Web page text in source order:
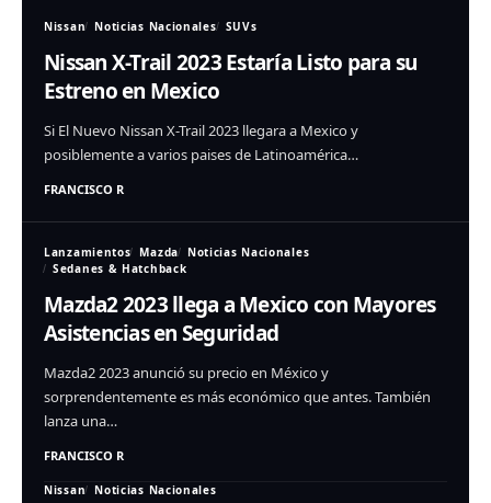
Nissan Noticias Nacionales SUVs
Nissan X-Trail 2023 Estaría Listo para su
Estreno en Mexico
Si El Nuevo Nissan X-Trail 2023 llegara a Mexico y
posiblemente a varios paises de Latinoamérica…
FRANCISCO R
Lanzamientos Mazda
Noticias Nacionales
Sedanes & Hatchback
Mazda2 2023 llega a Mexico con Mayores
Asistencias en Seguridad
Mazda2 2023 anunció su precio en México y
sorprendentemente es más económico que antes. También
lanza una…
FRANCISCO R
Nissan Noticias Nacionales